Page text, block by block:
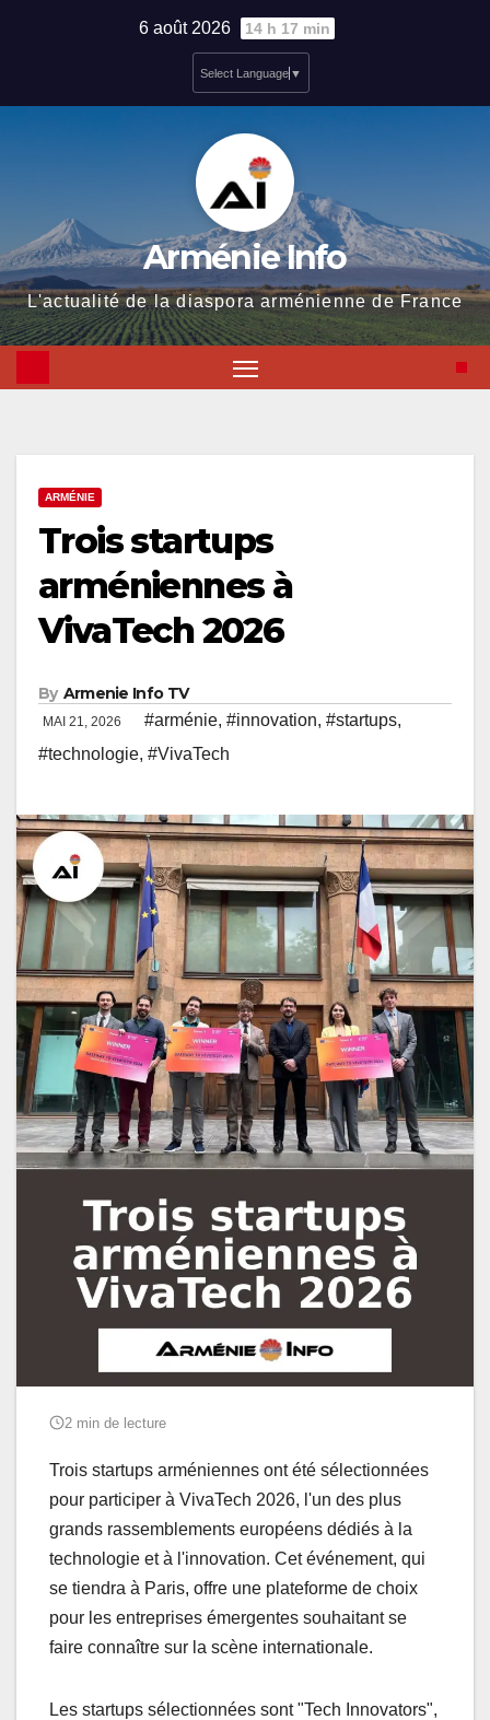
6 août 2026 14 h 17 min
Select Language ▼
Arménie Info
L'actualité de la diaspora arménienne de France
ARMÉNIE
Trois startups
arméniennes à
VivaTech 2026
By Armenie Info TV
MAI 21, 2026 #arménie, #innovation, #startups,
#technologie, #VivaTech
2 min de lecture
Trois startups arméniennes ont été sélectionnées
pour participer à VivaTech 2026, l'un des plus
grands rassemblements européens dédiés à la
technologie et à l'innovation. Cet événement, qui
se tiendra à Paris, offre une plateforme de choix
pour les entreprises émergentes souhaitant se
faire connaître sur la scène internationale.
Les startups sélectionnées sont "Tech Innovators",